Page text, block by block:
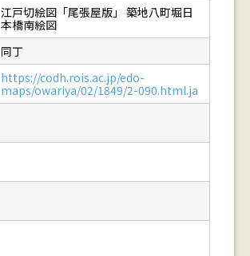
江戸切絵図「尾張屋版」 築地八町堀日
本橋南絵図
同丁
https://codh.rois.ac.jp/edo-
maps/owariya/02/1849/2-090.html.ja